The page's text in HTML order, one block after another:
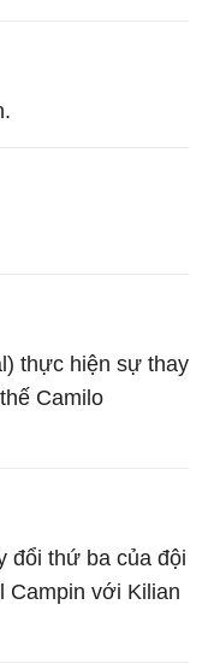
thực hiện sự thay
Camilo
đổi thứ ba của đội
Campin với Kilian